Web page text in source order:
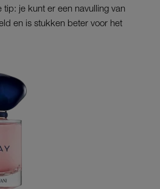
je kunt er een navulling van
en is stukken beter voor het